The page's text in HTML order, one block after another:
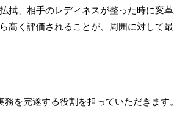
、相手のレディネスが整った時に変
く評価されることが、周囲に対して
を完遂する役割を担っていただきます。